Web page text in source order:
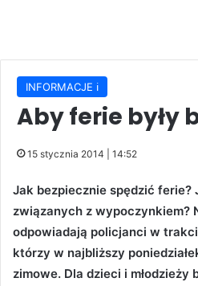
INFORMACJE ℹ️
Aby ferie były
15 stycznia 2014 | 14:52
Jak bezpiecznie spędzić ferie?
związanych z wypoczynkiem?
odpowiadają policjanci w
którzy w najbliższy
zimowe. Dla dzieci i młodzieży